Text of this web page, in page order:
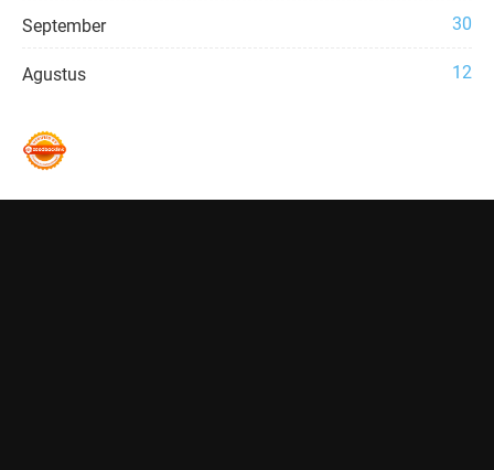
September 30
Agustus 12